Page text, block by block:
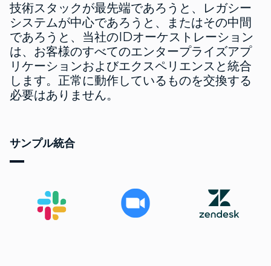
技術スタックが最先端であろうと、レガシー
システムが中心であろうと、またはその中間
であろうと、当社のIDオーケストレーション
は、お客様のすべてのエンタープライズアプ
リケーションおよびエクスペリエンスと統合
します。正常に動作しているものを交換する
必要はありません。
サンプル統合